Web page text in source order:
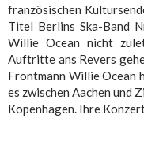
französischen
Titel Berlins Ska-Band
Willie Ocean nicht
Auftritte ans Revers
Frontmann Willie Ocean
es zwischen Aachen und
Kopenhagen. Ihre